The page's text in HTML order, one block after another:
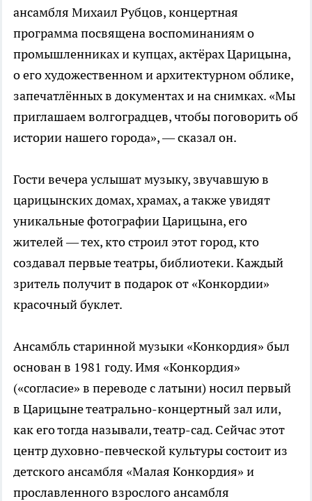
ансамбля Михаил Рубцов, концертная
программа посвящена воспоминаниям о
промышленниках и купцах, актёрах Царицына,
о его художественном и архитектурном облике,
запечатлённых в документах и на снимках. «Мы
приглашаем волгоградцев, чтобы поговорить об
истории нашего города», — сказал он.
Гости вечера услышат музыку, звучавшую в
царицынских домах, храмах, а также увидят
уникальные фотографии Царицына, его
жителей — тех, кто строил этот город, кто
создавал первые театры, библиотеки. Каждый
зритель получит в подарок от «Конкордии»
красочный буклет.
Ансамбль старинной музыки «Конкордия» был
основан в 1981 году. Имя «Конкордия»
(«согласие» в переводе с латыни) носил первый
в Царицыне театрально-концертный зал или,
как его тогда называли, театр-сад. Сейчас этот
центр духовно-певческой культуры состоит из
детского ансамбля «Малая Конкордия» и
прославленного взрослого ансамбля